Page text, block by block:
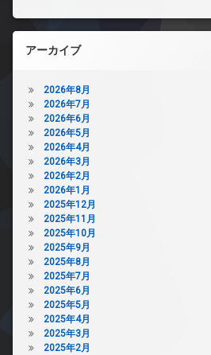
アーカイブ
2026年8月
2026年7月
2026年6月
2026年5月
2026年4月
2026年3月
2026年2月
2026年1月
2025年12月
2025年11月
2025年10月
2025年9月
2025年8月
2025年7月
2025年6月
2025年5月
2025年4月
2025年3月
2025年2月